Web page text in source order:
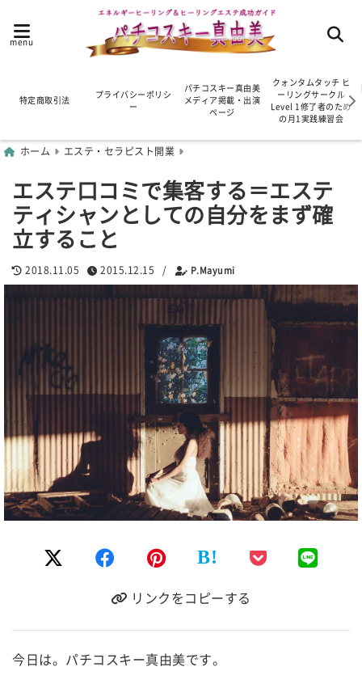
menu
特定商取引法
プライバシーポリシ
ー
パチコスキー真由美
メディア掲載・出演
ページ
クォンタムタッチ ヒ
ーリングサークル
Level 1修了者のため
の月1実践練習会
ホーム エステ・セラピスト開業
エステ口コミで集客する＝エステ
ティシャンとしての自分をまず確
立すること
2018.11.05 2015.12.15 / P.Mayumi
B!
リンクをコピーする
今日は。パチコスキー真由美です。